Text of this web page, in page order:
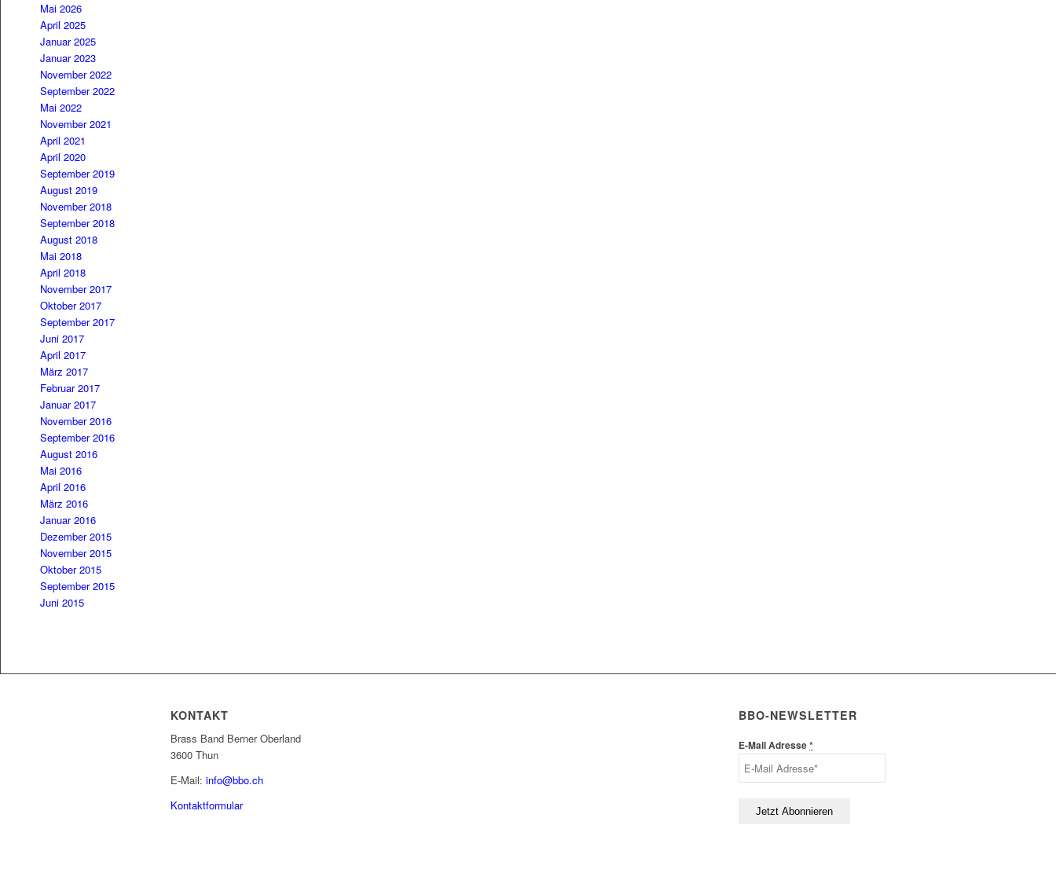
Mai 2026
April 2025
Januar 2025
Januar 2023
November 2022
September 2022
Mai 2022
November 2021
April 2021
April 2020
September 2019
August 2019
November 2018
September 2018
August 2018
Mai 2018
April 2018
November 2017
Oktober 2017
September 2017
Juni 2017
April 2017
März 2017
Februar 2017
Januar 2017
November 2016
September 2016
August 2016
Mai 2016
April 2016
März 2016
Januar 2016
Dezember 2015
November 2015
Oktober 2015
September 2015
Juni 2015
KONTAKT
Brass Band Berner Oberland
3600 Thun
E-Mail: info@bbo.ch
Kontaktformular
BBO-NEWSLETTER
E-Mail Adresse*